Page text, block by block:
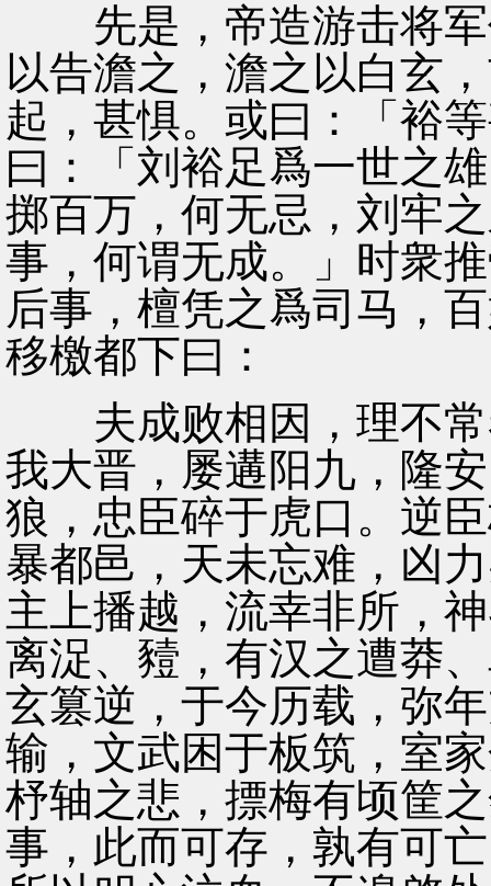
先是，帝造游击将军
以告澹之，澹之以白玄
起，甚惧。或曰：「裕
曰：「刘裕足爲一世之
掷百万，何无忌，刘牢
事，何谓无成。」时衆
后事，檀凭之爲司马，
移檄都下曰：
夫成败相因，理不常
我大晋，屡遘阳九，隆
狼，忠臣碎于虎口。逆
暴都邑，天未忘难，凶
主上播越，流幸非所，
离浞、豷，有汉之遭莽
玄篡逆，于今历载，弥
输，文武困于板筑，室
杼轴之悲，摽梅有顷筐
事，此而可存，孰有可